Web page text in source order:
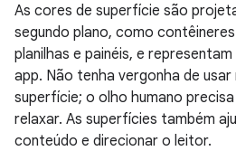
As cores de superfície são
segundo plano, como
planilhas e painéis, e
app. Não tenha vergonha de
superfície; o olho humano
relaxar. As superfícies também
conteúdo e direcionar o leitor.